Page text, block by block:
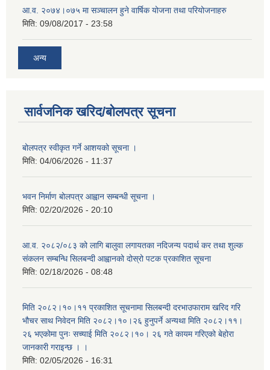
आ.व. २०७४।०७५ मा सञ्चालन हुने वार्षिक योजना तथा परियोजनाहरु
मिति: 09/08/2017 - 23:58
अन्य
सार्वजनिक खरिद/बोलपत्र सूचना
बोलपत्र स्वीकृत गर्ने आशयको सूचना ।
मिति: 04/06/2026 - 11:37
भवन निर्माण बोलपत्र आह्वान सम्बन्धी सूचना ।
मिति: 02/20/2026 - 20:10
आ.व. २०८२/०८३ को लागि बालुवा लगायतका नदिजन्य पदार्थ कर तथा शुल्क
संकलन सम्बन्धि सिलबन्दी आह्वानको दोस्रो पटक प्रकाशित सूचना
मिति: 02/18/2026 - 08:48
मिति २०८२।१०।११ प्रकाशित सूचनामा सिलबन्दी दरभाउफाराम खरिद गरि
भौचर साथ निवेदन मिति २०८२।१०।२६ हुनुपर्ने अन्यथा मिति २०८२।११।
२६ भएकोमा पुनः सच्याई मिति २०८२।१०। २६ गते कायम गरिएको बेहोरा
जानकारी गराइन्छ । ।
मिति: 02/05/2026 - 16:31